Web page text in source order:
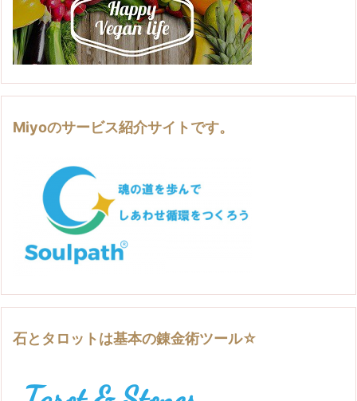
Miyoのサービス紹介サイトです。
石とタロットは基本の錬金術ツール☆